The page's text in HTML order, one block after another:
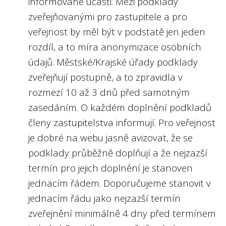
dodavatelem a nezávislou třetí stranou
dohlížející na férovost a transparentnost
zadávacích podmínek, projektu a plnění
zakázky. Více o Paktech integrity např. <a
href=” https://www.transparency.cz/publikace-
a-analyzy/pakty-integrity-prakticky-
pruvodce/“>zde.</a></p>
Kvalita dat na profilu zadavatele.
Uveřejňuje zadavatel na svém profilu
vše, co má?
Doporučení:
Zadavatelé musí povinně zveřejňovat své
zakázky na svém profilu zadavatele. Na
pravděpodobně osoba, která opravdu
zvažuje oznámení protiprávního jednání.
Školí kraj příslušné osoby o ochraně
oznamovatelů?
Doporučení:
Školení příslušných osob v nové právní
problematice považujeme za velmi důležité.
Tímto krokem dávají města/kraje mimo jiné
najevo i svůj proaktivní postoj vůči ochraně
oznamovatelů a zároveň pomáhají
příslušným osobám vyznat se v postupech,
samospráva veřejnosti poskytuje.
Nejlépe to dělají v/ve:
Libereckém kraji
Jsou na webu kraje nebo na webu
hodnocených krajských organizací
zveřejňovány výroční zprávy všech
krajských organizací s většinovým
podílem kraje za roky 2021, 2022, 2023?
Doporučení:
Krajské organizace nakládají s velkým
zveřejňovanými pro zastupitele a pro
veřejnost by měl být v podstatě jen jeden
rozdíl, a to míra anonymizace osobních
údajů. Městské/Krajské úřady podklady
zveřejňují postupně, a to zpravidla v
rozmezí 10 až 3 dnů před samotným
zasedáním. O každém doplnění podkladů
členy zastupitelstva informují. Pro veřejnost
je dobré na webu jasně avizovat, že se
podklady průběžně doplňují a že nejzazší
termín pro jejich doplnění je stanoven
jednacím řádem. Doporučujeme stanovit v
jednacím řádu jako nejzazší termín
zveřejnění minimálně 4 dny před termínem